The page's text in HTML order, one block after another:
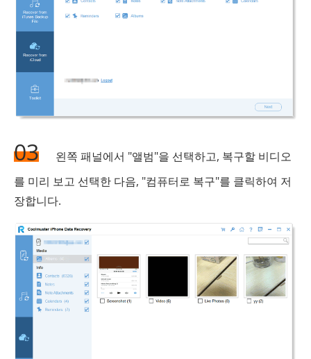
03
왼쪽 패널에서 "앨범"을 선택하고, 복구할 비디오
를 미리 보고 선택한 다음, "컴퓨터로 복구"를 클릭하여 저
장합니다.